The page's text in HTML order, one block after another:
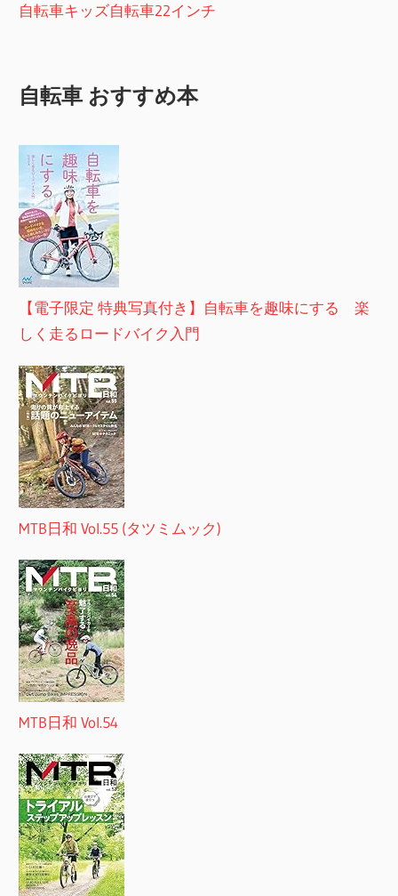
自転車キッズ自転車22インチ
自転車 おすすめ本
【電子限定 特典写真付き】自転車を趣味にする 楽
しく走るロードバイク入門
MTB日和 Vol.55 (タツミムック)
MTB日和 Vol.54